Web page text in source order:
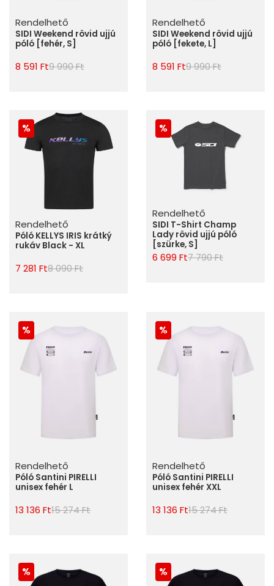
Rendelhető
SIDI Weekend rövid ujjú
póló [fehér, S]
8 591 Ft9 990 Ft
Rendelhető
SIDI Weekend rövid ujjú
póló [fekete, L]
8 591 Ft9 990 Ft
Rendelhető
Póló KELLYS IRIS krátký
rukáv Black - XL
7 281 Ft8 090 Ft
Rendelhető
SIDI T-Shirt Champ
Lady rövid ujjú póló
[szürke, S]
6 699 Ft7 790 Ft
Rendelhető
Póló Santini PIRELLI
unisex fehér L
13 136 Ft15 274 Ft
Rendelhető
Póló Santini PIRELLI
unisex fehér XXL
13 136 Ft15 274 Ft